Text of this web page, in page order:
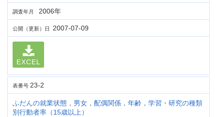
調査年月 2006年
公開（更新）日 2007-07-09
EXCEL
表番号 23-2
ふだんの就業状態，男女，配偶関係，年齢，学習・研究の種類
別行動者率（15歳以上）